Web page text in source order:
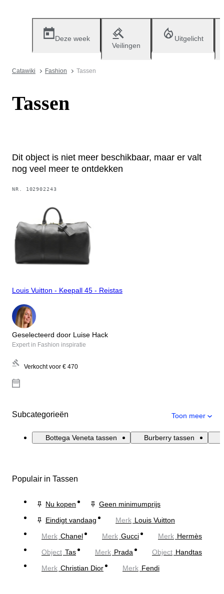
Deze week
Veilingen
Uitgelicht
Catawiki Fashion Tassen
Tassen
Dit object is niet meer beschikbaar, maar er valt
nog veel meer te ontdekken
NR. 102902243
Louis Vuitton - Keepall 45 - Reistas
Geselecteerd door Luise Hack
Expert in Fashion inspiratie
Verkocht voor € 470
Subcategorieën Toon meer
Bottega Veneta tassen Burberry tassen
Populair in Tassen
Nu kopen
Geen minimumprijs
Eindigt vandaag
Merk Louis Vuitton
Merk Chanel Merk Gucci Merk Hermès
Object Tas Merk Prada Object Handtas
Merk Christian Dior Merk Fendi